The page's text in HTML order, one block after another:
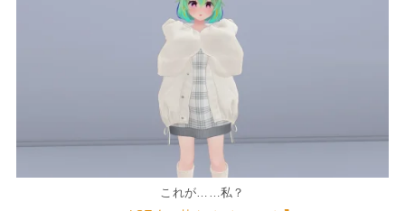
これが……私？